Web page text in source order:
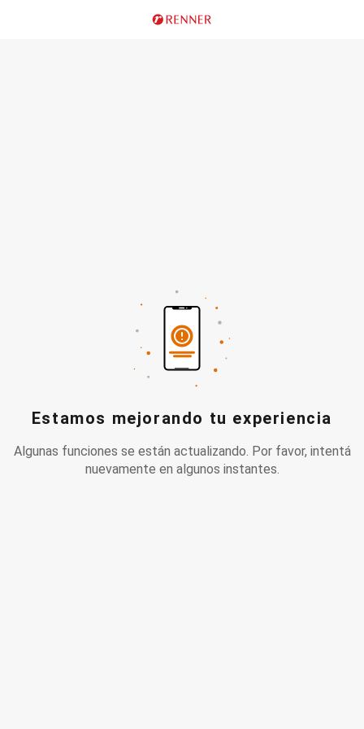
Estamos mejorando tu experiencia
Algunas funciones se están actualizando. Por favor, intentá
nuevamente en algunos instantes.